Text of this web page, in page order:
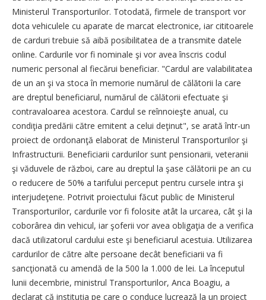
Ministerul Transporturilor. Totodată, firmele de transport vor
dota vehiculele cu aparate de marcat electronice, iar cititoarele
de carduri trebuie să aibă posibilitatea de a transmite datele
online. Cardurile vor fi nominale şi vor avea înscris codul
numeric personal al fiecărui beneficiar. "Cardul are valabilitatea
de un an şi va stoca în memorie numărul de călătorii la care
are dreptul beneficiarul, numărul de călătorii efectuate şi
contravaloarea acestora. Cardul se reînnoieşte anual, cu
condiţia predării către emitent a celui deţinut", se arată într-un
proiect de ordonanţă elaborat de Ministerul Transporturilor şi
Infrastructurii. Beneficiarii cardurilor sunt pensionarii, veteranii
şi văduvele de război, care au dreptul la şase călătorii pe an cu
o reducere de 50% a tarifului perceput pentru cursele intra şi
interjudeţene. Potrivit proiectului făcut public de Ministerul
Transporturilor, cardurile vor fi folosite atât la urcarea, cât şi la
coborârea din vehicul, iar şoferii vor avea obligaţia de a verifica
dacă utilizatorul cardului este şi beneficiarul acestuia. Utilizarea
cardurilor de către alte persoane decât beneficiarii va fi
sancţionată cu amendă de la 500 la 1.000 de lei. La începutul
lunii decembrie, ministrul Transporturilor, Anca Boagiu, a
declarat că instituţia pe care o conduce lucrează la un proiect